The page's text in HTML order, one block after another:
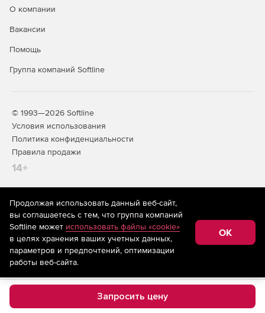
Запросить цену
О компании
Вакансии
Помощь
Группа компаний Softline
© 1993—2026 Softline
Условия использования
Политика конфиденциальности
Правила продажи
14+
На информационном ресурсе store.softline.ru применяются
рекомендательные технологии(информационные технологии
предоставления информации на основе сбора,
систематизации и анализа сведений, относящихся к
предпочтениям пользователей сети «Интернет»,
находящихся на территории Российской Федерации)
Продолжая использовать данный веб-сайт,
вы соглашаетесь с тем, что группа компаний
Softline может использовать файлы «cookie»
в целях хранения ваших учетных данных,
параметров и предпочтений, оптимизации
работы веб-сайта.
OK